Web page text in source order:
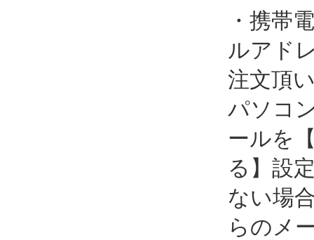
・携帯
ルアド
注文頂
パソコ
ールを
る】設
ない場
らのメ